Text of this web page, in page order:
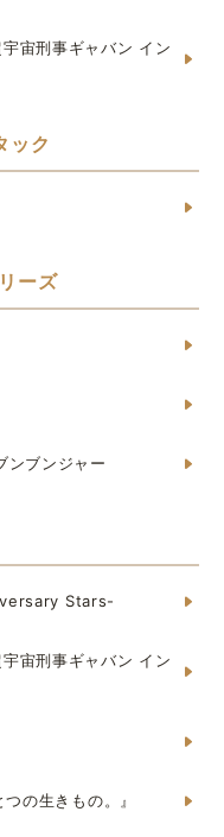
宙刑事ギャバン イン
ック
ーズ
ンブンジャー
Stars-
宙刑事ギャバン イン
の生きもの。』